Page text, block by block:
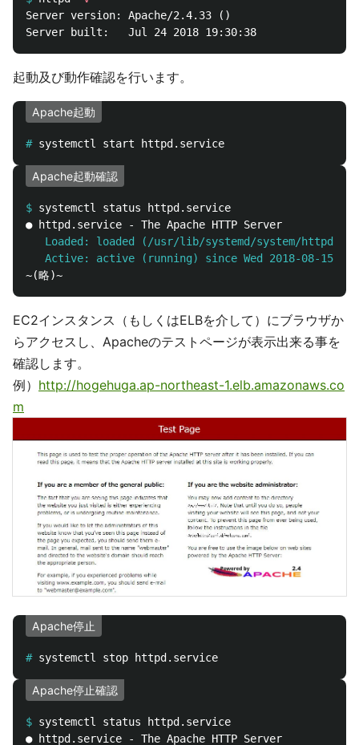
Server version: Apache/2.4.33 ()
起動及び動作確認を行います。
Apache起動
#
Apache起動確認
$
Loaded: loaded (/usr/lib/systemd/system/
Active: active (running) since Wed 2018-08-15
EC2インスタンス（もしくはELBを介して）にブラウザか
らアクセスし、Apacheのテストページが表示出来る事を
確認します。
例） http://hogehuga.ap-northeast-1.elb.amazonaws.co
m
Apache停止
#
Apache停止確認
$